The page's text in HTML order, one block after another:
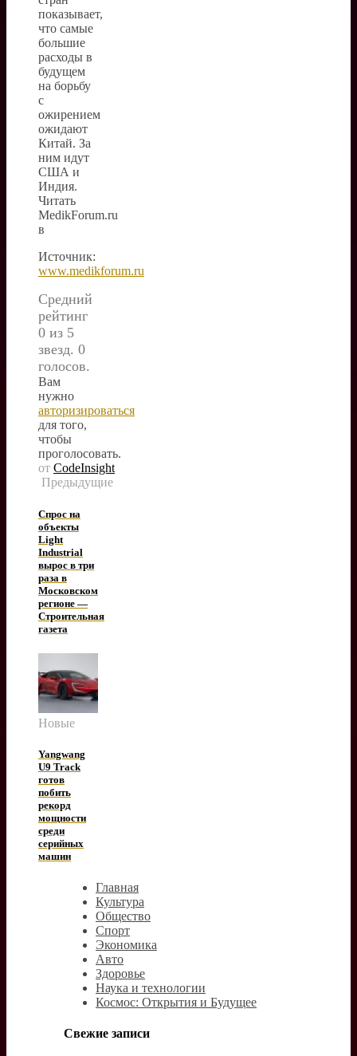
показывает,
что самые
большие
расходы в
будущем
на борьбу
с
ожирением
ожидают
Китай. За
ним идут
США и
Индия.
Читать
MedikForum.ru
в
Источник:
www.medikforum.ru
Средний
рейтинг
0 из 5
звезд. 0
голосов.
Вам
нужно
авторизироваться
для того,
чтобы
проголосовать.
от CodeInsight
Предыдущие
Спрос на
объекты
Light
Industrial
вырос в три
раза в
Московском
регионе —
Строительная
газета
Новые
Yangwang
U9 Track
готов
побить
рекорд
мощности
среди
серийных
машин
Главная
Культура
Общество
Спорт
Экономика
Авто
Здоровье
Наука и технологии
Космос: Открытия и Будущее
Свежие записи